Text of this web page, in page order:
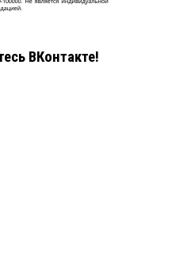
ВКонтакте!